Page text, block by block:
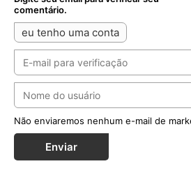
comentário.
eu tenho uma conta
Não enviaremos nenhum e-mail de
Enviar